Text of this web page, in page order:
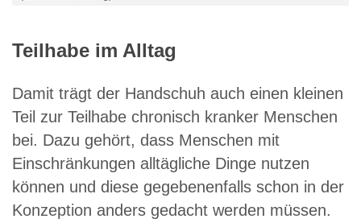
Teilhabe im Alltag
Damit trägt der Handschuh auch einen kleinen
Teil zur Teilhabe chronisch kranker Menschen
bei. Dazu gehört, dass Menschen mit
Einschränkungen alltägliche Dinge nutzen
können und diese gegebenenfalls schon in der
Konzeption anders gedacht werden müssen.